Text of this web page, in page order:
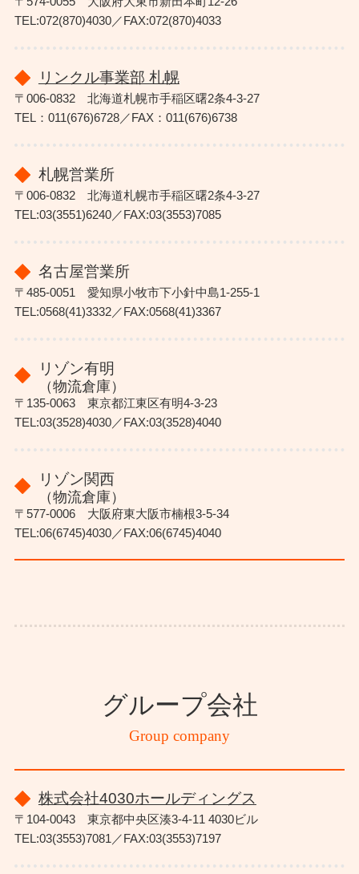
TEL:072(870)4030／FAX:072(870)4033
リンクル事業部 札幌
〒006-0832 北海道札幌市手稲区曙2条4-3-27
TEL：011(676)6728／FAX：011(676)6738
札幌営業所
〒006-0832 北海道札幌市手稲区曙2条4-3-27
TEL:03(3551)6240／FAX:03(3553)7085
名古屋営業所
〒485-0051 愛知県小牧市下小針中島1-255-1
TEL:0568(41)3332／FAX:0568(41)3367
リゾン有明
（物流倉庫）
〒135-0063 東京都江東区有明4-3-23
TEL:03(3528)4030／FAX:03(3528)4040
リゾン関西
（物流倉庫）
〒577-0006 大阪府東大阪市楠根3-5-34
TEL:06(6745)4030／FAX:06(6745)4040
グループ会社
Group company
株式会社4030ホールディングス
〒104-0043 東京都中央区湊3-4-11 4030ビル
TEL:03(3553)7081／FAX:03(3553)7197